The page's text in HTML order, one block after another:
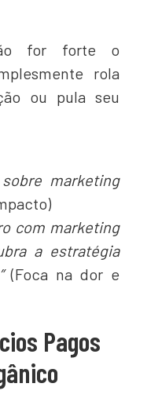
for forte o
rola
ou pula seu
marketing
com marketing
a estratégia
(Foca na dor e
Pagos